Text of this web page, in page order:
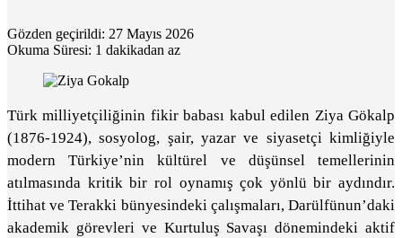
Gözden geçirildi: 27 Mayıs 2026
Okuma Süresi: 1 dakikadan az
Türk milliyetçiliğinin fikir babası kabul edilen Ziya Gökalp
(1876-1924), sosyolog, şair, yazar ve siyasetçi kimliğiyle
modern Türkiye’nin kültürel ve düşünsel temellerinin
atılmasında kritik bir rol oynamış çok yönlü bir aydındır.
İttihat ve Terakki bünyesindeki çalışmaları, Darülfünun’daki
akademik görevleri ve Kurtuluş Savaşı dönemindeki aktif